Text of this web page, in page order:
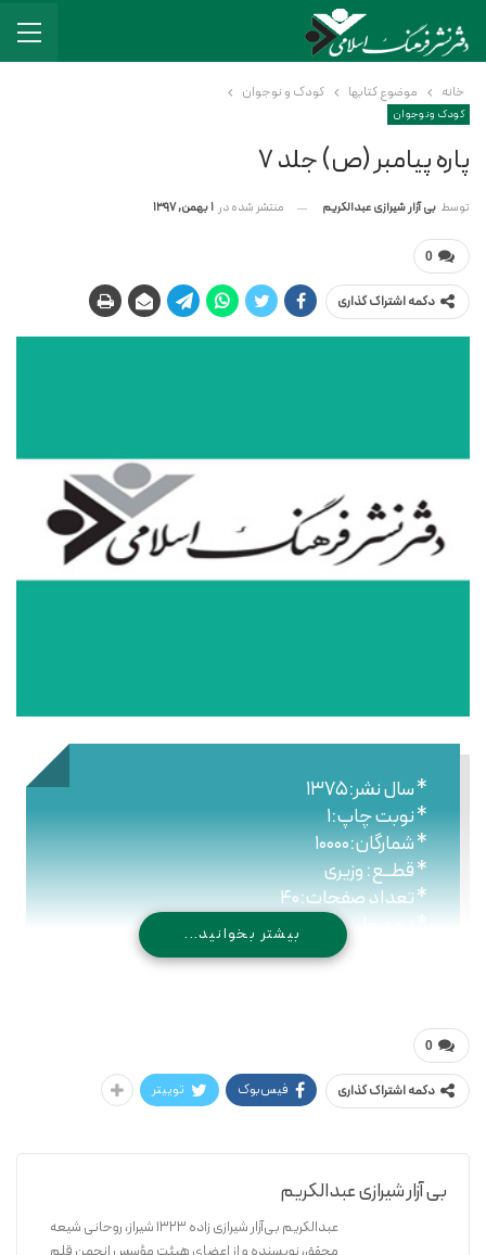
خانه موضوع کتابها کودک و نوجوان
کودک و نوجوان
پاره پیامبر (ص) جلد ۷
توسط بی آزار شیرازی عبدالکریم منتشر شده در 1 بهمن, 1397
0
دکمه اشتراک گذاری
* سال نشر:۱۳۷۵
* نوبت چاپ:۱
* شمارگان:۱۰۰۰۰
* قطــع: وزیری
* تعداد صفحات:۴۰
* نـوع جلـد: شومیزبیشتر بخوانید...
0
دکمه اشتراک گذاری فیس‌بوک توییتر
بی آزار شیرازی عبدالکریم
عبدالکریم بی‌آزار شیرازی زاده ۱۳۲۳ شیراز، روحانی شیعه